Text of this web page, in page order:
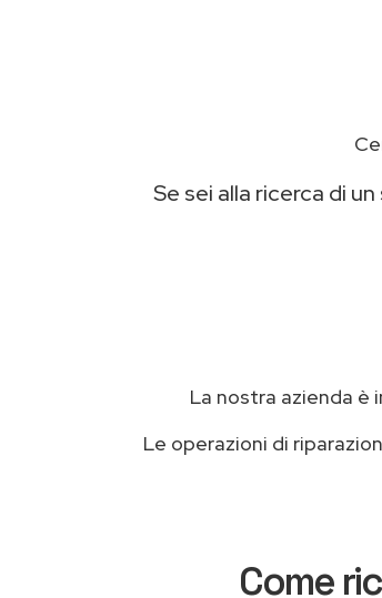
Se sei alla ricerca di
La nostra azienda è
Le operazioni di
Come